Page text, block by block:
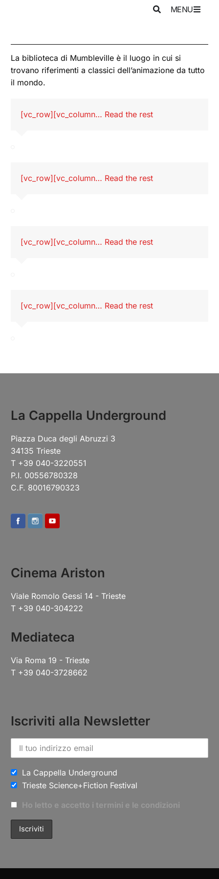
MENU
La biblioteca di Mumbleville è il luogo in cui si
trovano riferimenti a classici dell’animazione da tutto
il mondo.
[vc_row][vc_column… Read the rest
[vc_row][vc_column… Read the rest
[vc_row][vc_column… Read the rest
[vc_row][vc_column… Read the rest
La Cappella Underground
Piazza Duca degli Abruzzi 3
34135 Trieste
T +39 040-3220551
P.I. 00556780328
C.F. 80016790323
Cinema Ariston
Viale Romolo Gessi 14 - Trieste
T +39 040-304222
Mediateca
Via Roma 19 - Trieste
T +39 040-3728662
Iscriviti alla Newsletter
La Cappella Underground
Trieste Science+Fiction Festival
Ho letto e accetto i termini e le condizioni